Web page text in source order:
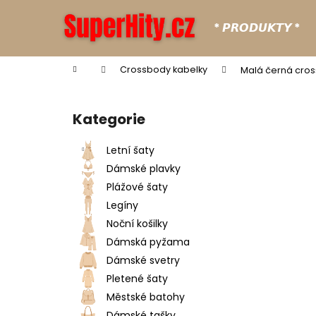
* 𝙋𝙍𝙊𝘿𝙐𝙆𝙏𝙔 *
Domů Crossbody kabelky Malá černá
Přeskočit
kategorie
Kategorie
Letní šaty
Dámské plavky
Plážové šaty
Legíny
Noční košilky
Dámská pyžama
Dámské svetry
Pletené šaty
Městské batohy
í
Zpět
do
Zpět
do